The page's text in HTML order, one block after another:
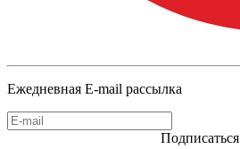
Ежедневная E-mail рассылка
Подписаться